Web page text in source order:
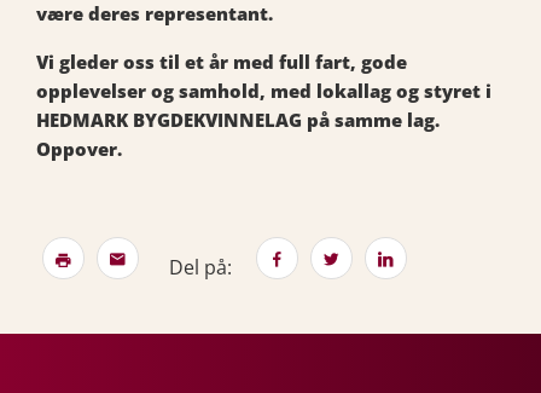
være deres representant.
Vi gleder oss til et år med full fart, gode
opplevelser og samhold, med lokallag og styret i
HEDMARK BYGDEKVINNELAG på samme lag.
Oppover.
Del på: